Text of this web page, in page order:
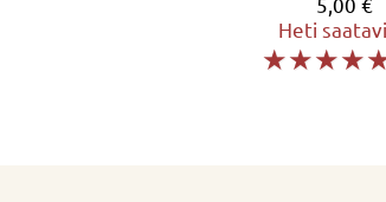
Heti
☆☆☆☆